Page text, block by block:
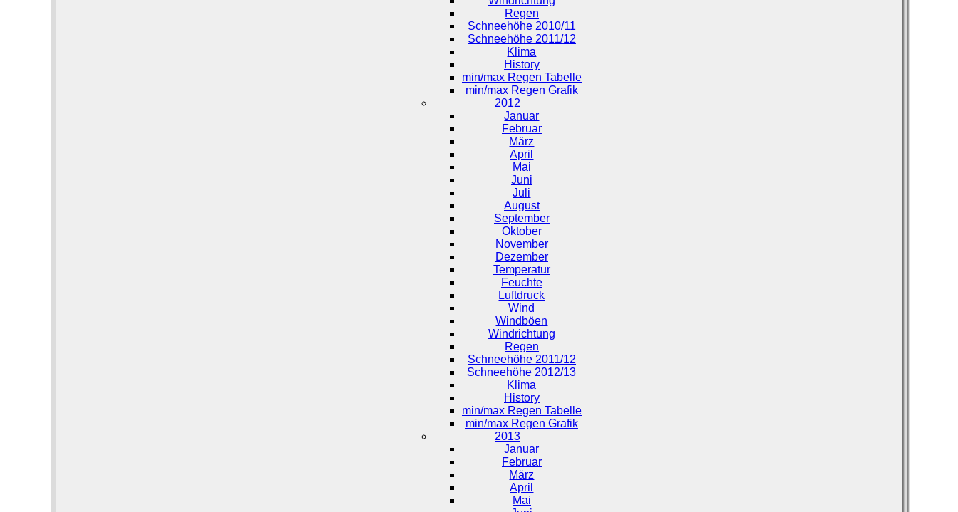
Regen
Schneehöhe 2010/11
Schneehöhe 2011/12
Klima
History
min/max Regen Tabelle
min/max Regen Grafik
2012
Januar
Februar
März
April
Mai
Juni
Juli
August
September
Oktober
November
Dezember
Temperatur
Feuchte
Luftdruck
Wind
Windböen
Windrichtung
Regen
Schneehöhe 2011/12
Schneehöhe 2012/13
Klima
History
min/max Regen Tabelle
min/max Regen Grafik
2013
Januar
Februar
März
April
Mai